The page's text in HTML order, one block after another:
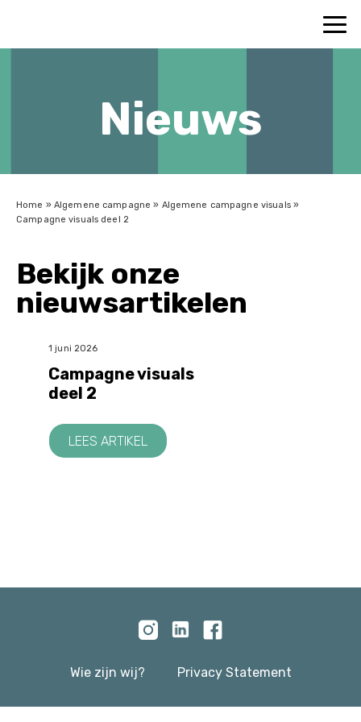
Nieuws
Home » Algemene campagne » Algemene campagne visuals»
Campagne visuals deel 2
Bekijk onze
nieuwsartikelen
1 juni 2026
Campagne visuals
deel 2
LEES ARTIKEL
Wie zijn wij? Privacy Statement